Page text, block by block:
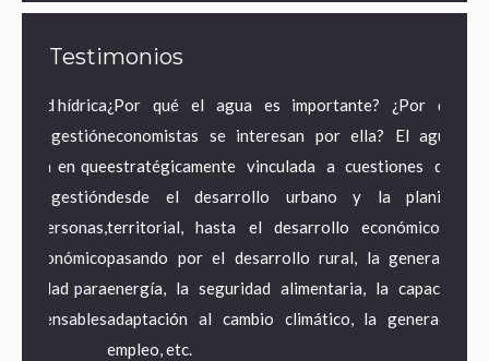
Testimonios
¿Por qué el agua es importante? ¿Por qué los
economistas se interesan por ella? El agua está
estratégicamente vinculada a cuestiones que van
desde el desarrollo urbano y la planificación
territorial, hasta el desarrollo económico en sí,
pasando por el desarrollo rural, la generación de
energía, la seguridad alimentaria, la capacidad de
adaptación al cambio climático, la generación de
empleo, etc.